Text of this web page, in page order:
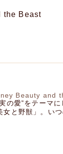
the Beast
Beauty and
の愛”をテーマ
女と野獣」。い